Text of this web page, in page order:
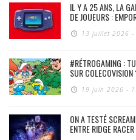
IL Y A 25 ANS, LA
DE JOUEURS :
13 juillet 2026
#RÉTROGAMING :
SUR COLECOVISION
19 juin 2026 -
ON A TESTÉ
ENTRE RIDGE